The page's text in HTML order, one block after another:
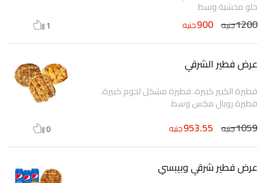
حلو محشية وسط
1200جنيه 900جنيه 1
عرض فطير الشرقي
فطيرة الكبير كبيرة، فطيرة مشكل لحوم كبيرة،
فطيرة رويال مكس وسط
1059جنيه 953.55جنيه 0
عرض فطير شرقي وبيبسي